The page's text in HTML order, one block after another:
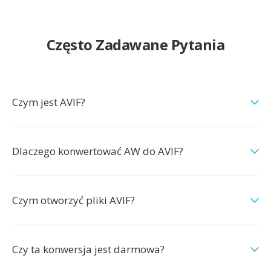
Często Zadawane Pytania
Czym jest AVIF?
Dlaczego konwertować AW do AVIF?
Czym otworzyć pliki AVIF?
Czy ta konwersja jest darmowa?